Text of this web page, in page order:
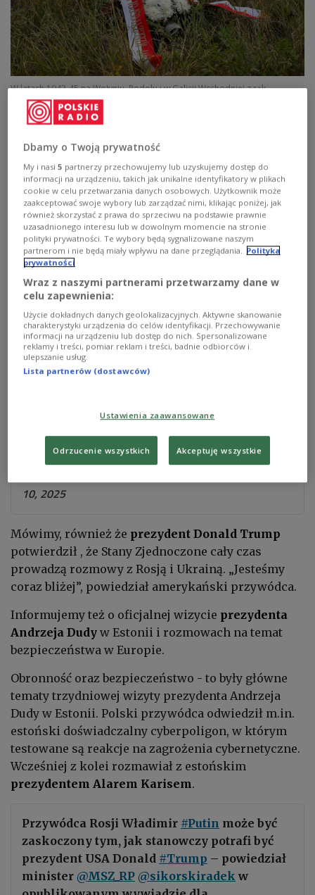
W latach 1943-45 na Wołyniu, Podolu i w Galicji Wschodniej z rąk
Ukraińców zginęło około 100 tysięcy Polaków
Smirnow/KPRP/Twitter/@PrezydentPL
o 15. rocznicy katastrofy prezydenckiego samolotu
w Smoleńsku. Zginęło 96 pasażerów oraz członków
załogi w tym prezydent Lech Kaczyński z
małżonką oraz między innymi posłowie,
senatorowie, dowódcy sił zbrojnych, duchowni i
urzędnicy państwowi. Uroczystości
upamiętniające, z udziałem najważniejszych osób
w państwie odbyły się w Warszawie i w Krakowie.
Dziś mija 15 lat od tragicznej katastrofy w
Smoleńsku, w której życie straciło 96 osób, w
tym Prezydent Lech Kaczyński, Pierwsza
Rano złożyliśmy wieniec pod pomnikiem
ofiar na Cmentarzu Wojskowym na…
pic.twitter.com/mhvGGMX1cR
10, 2025
Mówimy, również że prezydent Donald Trump
potwierdził , że Stany Zjednoczone cały czas
prowadzą rozmowy z Rosją i Ukrainą. „Jesteśmy
coraz bliżej”, powiedział amerykański przywódca.
Informujemy też o oficjalnej wizycie prezydenta
Andrzeja Dudy w Estonii i rozmowach na temat
bezpieczeństwa w Europie.
Obronność oraz bezpieczeństwo - to były główne
tematy trzydniowej wizyty prezydenta Andrzeja
Dudy w Estonii. Polski przywódca odwiedził m.in.
estoński doświadczalny cyberpoligon, w którym
testowane są reakcje na zagrożenia cybernetyczne.
Wcześniej z kolei rozmawiał z estońskim
prezydentem Alarem Karisem.
Przywódca Rosji Władimir #Putin może być
zaskoczony tym, jak stanowczy potrafi być
prezydent USA Donald #Trump – powiedział
minister @MSZ_RP @sikorskiradek w
Dbamy o Twoją prywatność
My i nasi5 partnerzy przechowujemy lub uzyskujemy dostęp do
informacji na urządzeniu, takich jak unikalne identyfikatory w plikach
cookie w celu przetwarzania danych osobowych. Użytkownik może
zaakceptować swoje wybory lub zarządzać nimi, klikając poniżej, jak
również skorzystać z prawa do sprzeciwu na podstawie prawnie
uzasadnionego interesu lub w dowolnym momencie na stronie
polityki prywatności. Te wybory będą sygnalizowane naszym
partnerom i nie będą miały wpływu na dane przeglądania.
Polityka
prywatności
Wraz z naszymi partnerami przetwarzamy dane w
celu zapewnienia:
Użycie dokładnych danych geolokalizacyjnych. Aktywne skanowanie
charakterystyki urządzenia do celów identyfikacji. Przechowywanie
informacji na urządzeniu lub dostęp do nich. Spersonalizowane
reklamy i treści, pomiar reklam i treści, badnie odbiorców i
ulepszanie usług.
Lista partnerów (dostawców)
Ustawienia zaawansowane
Odrzucenie wszystkich Akceptuję wszystkie